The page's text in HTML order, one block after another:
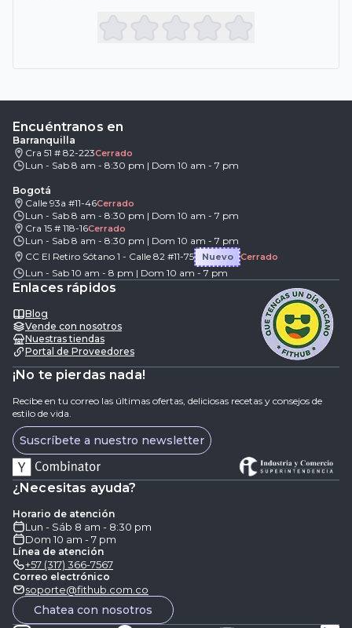
Encuéntranos en
Barranquilla
Cra 51 # 82-223Cerrado
Lun - Sab 8 am - 8:30 pm | Dom 10 am - 7 pm
Bogotá
Calle 93a #11-46Cerrado
Lun - Sab 8 am - 8:30 pm | Dom 10 am - 7 pm
Cra 15 # 118-16Cerrado
Lun - Sab 8 am - 8:30 pm | Dom 10 am - 7 pm
CC El Retiro Sótano 1 - Calle 82 #11-75
Nuevo Cerrado
Lun - Sab 10 am - 8 pm | Dom 10 am - 7 pm
Enlaces rápidos
Blog
Vende con nosotros
Nuestras tiendas
Portal de Proveedores
¡No te pierdas nada!
Recibe en tu correo las últimas ofertas, deliciosas recetas y consejos de
estilo de vida.
Suscríbete a nuestro newsletter
¿Necesitas ayuda?
Horario de atención
Lun - Sáb 8 am - 8:30 pm
Dom 10 am - 7 pm
Línea de atención
+57 (317) 366-7567
Correo electrónico
soporte@fithub.com.co
Chatea con nosotros